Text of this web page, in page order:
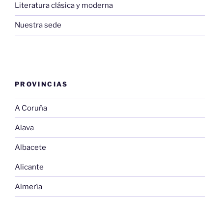
Literatura clásica y moderna
Nuestra sede
PROVINCIAS
A Coruña
Alava
Albacete
Alicante
Almería